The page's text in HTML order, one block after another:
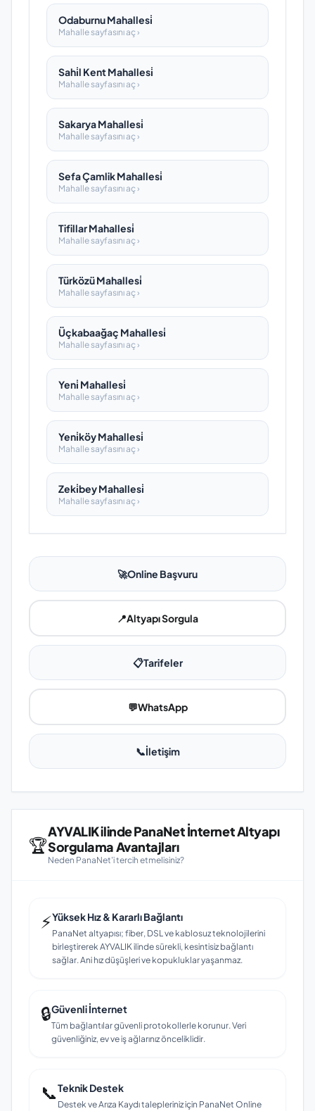
Odaburnu Mahallesi̇
Mahalle sayfasını aç ›
Sahi̇l Kent Mahallesi̇
Mahalle sayfasını aç ›
Sakarya Mahallesi̇
Mahalle sayfasını aç ›
Sefa Çamlik Mahallesi̇
Mahalle sayfasını aç ›
Tifillar Mahallesi̇
Mahalle sayfasını aç ›
Türközü Mahallesi̇
Mahalle sayfasını aç ›
Üçkabaağaç Mahallesi̇
Mahalle sayfasını aç ›
Yeni̇ Mahallesi̇
Mahalle sayfasını aç ›
Yeni̇köy Mahallesi̇
Mahalle sayfasını aç ›
Zeki̇bey Mahallesi̇
Mahalle sayfasını aç ›
🚀Online Başvuru
📍Altyapı Sorgula
📋Tarifeler
💬WhatsApp
📞İletişim
🏆
AYVALIK ilinde PanaNet İnternet Altyapı
Sorgulama Avantajları
Neden PanaNet'i tercih etmelisiniz?
⚡Yüksek Hız & Kararlı Bağlantı
PanaNet altyapısı; fiber, DSL ve kablosuz teknolojilerini
birleştirerek AYVALIK ilinde sürekli, kesintisiz bağlantı
sağlar. Ani hız düşüşleri ve kopukluklar yaşanmaz.
🔒Güvenli İnternet
Tüm bağlantılar güvenli protokollerle korunur. Veri
güvenliğiniz, ev ve iş ağlarınız önceliklidir.
📞Teknik Destek
Destek ve Arıza Kaydı talepleriniz için PanaNet Online